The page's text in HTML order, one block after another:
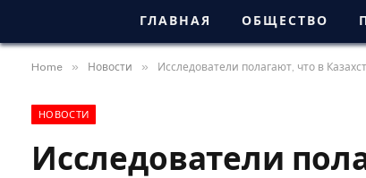
ГЛАВНАЯ ОБЩЕСТВО
Home » Новости » Исследователи полагают, что в
НОВОСТИ
Исследователи